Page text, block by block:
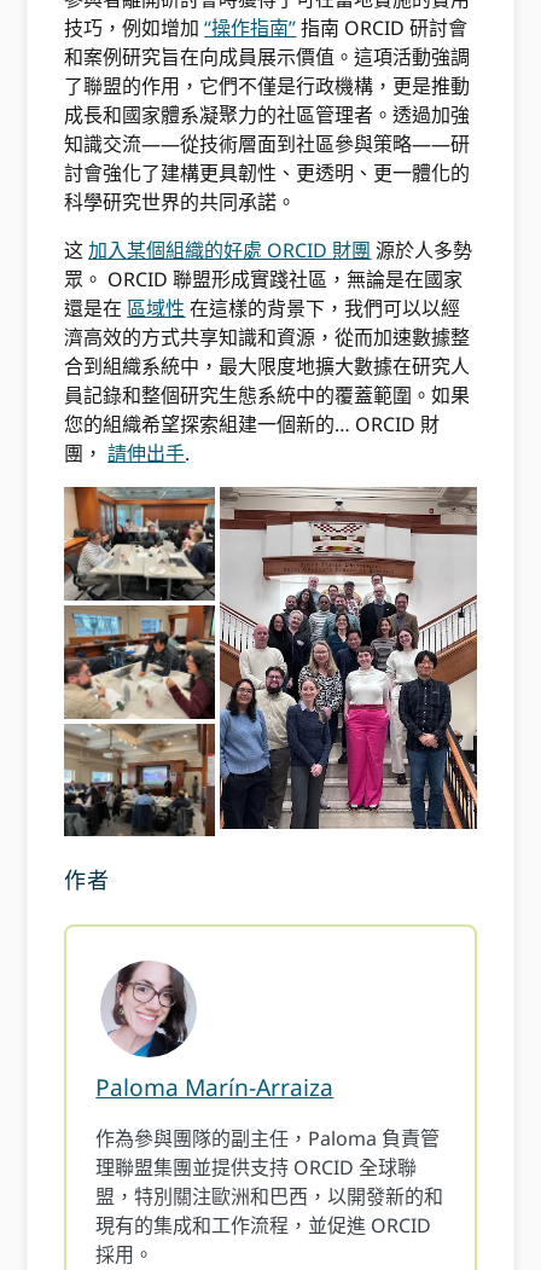
技巧，例如增加“操作指南”指南 ORCID 研討會
和案例研究旨在向成員展示價值。這項活動強調
了聯盟的作用，它們不僅是行政機構，更是推動
成長和國家體系凝聚力的社區管理者。透過加強
知識交流——從技術層面到社區參與策略——研
討會強化了建構更具韌性、更透明、更一體化的
科學研究世界的共同承諾。
这加入某個組織的好處 ORCID 財團 源於人多勢
眾。 ORCID 聯盟形成實踐社區，無論是在國家
還是在 區域性 在這樣的背景下，我們可以以經
濟高效的方式共享知識和資源，從而加速數據整
合到組織系統中，最大限度地擴大數據在研究人
員記錄和整個研究生態系統中的覆蓋範圍。如果
您的組織希望探索組建一個新的… ORCID 財
團，請伸出手.
作者
Paloma Marín-Arraiza
作為參與團隊的副主任，Paloma 負責管
理聯盟集團並提供支持 ORCID 全球聯
盟，特別關注歐洲和巴西，以開發新的和
現有的集成和工作流程，並促進 ORCID
採用。